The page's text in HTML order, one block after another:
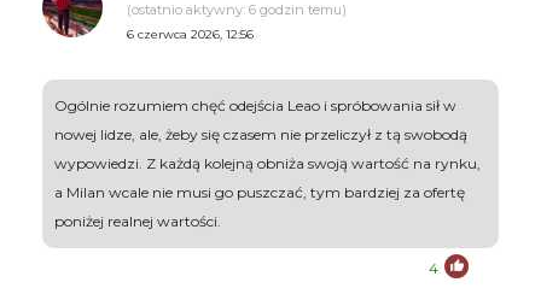
(ostatnio aktywny: 6 godzin temu)
6 czerwca 2026, 12:56
Ogólnie rozumiem chęć odejścia Leao i spróbowania sił w
nowej lidze, ale, żeby się czasem nie przeliczył z tą swobodą
wypowiedzi. Z każdą kolejną obniża swoją wartość na rynku,
a Milan wcale nie musi go puszczać, tym bardziej za ofertę
poniżej realnej wartości.
4